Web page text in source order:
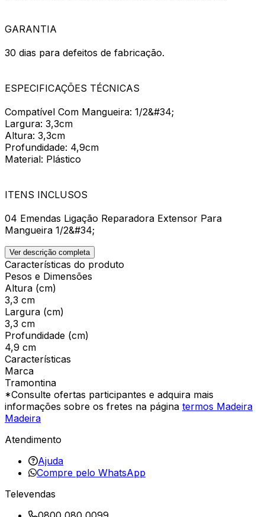
GARANTIA
30 dias para defeitos de fabricação.
ESPECIFICAÇÕES TÉCNICAS
Compatível Com Mangueira: 1/2&#34;
Largura: 3,3cm
Altura: 3,3cm
Profundidade: 4,9cm
Material: Plástico
ITENS INCLUSOS
04 Emendas Ligação Reparadora Extensor Para
Mangueira 1/2&#34;
Ver descrição completa
Características do produto
Pesos e Dimensões
Altura (cm)
3,3 cm
Largura (cm)
3,3 cm
Profundidade (cm)
4,9 cm
Características
Marca
Tramontina
*Consulte ofertas participantes e adquira mais
informações sobre os fretes na página termos Madeira
Madeira
Atendimento
Ajuda
Compre pelo WhatsApp
Televendas